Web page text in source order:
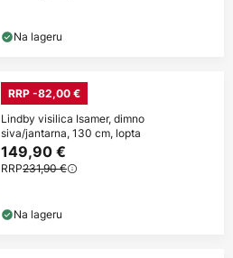
Na lageru
RRP -82,00 €
Lindby visilica Isamer, dimno
siva/jantarna, 130 cm, lopta
149,90 €
RRP231,90 €
Na lageru